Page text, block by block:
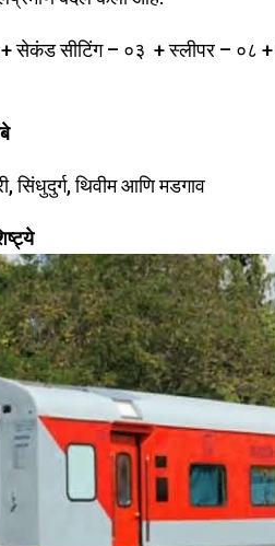
सीटिंग – ०३ + स्लीपर – ०८ +
सिंधुदुर्ग, थिवीम आणि मडगाव